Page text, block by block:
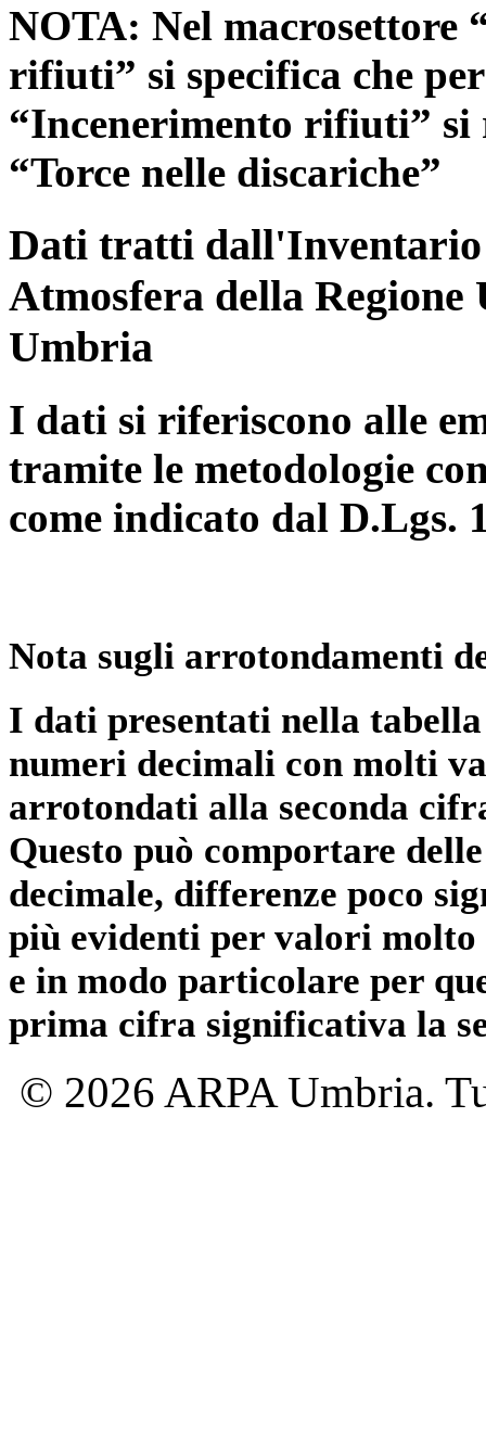
NOTA: Nel macrosettore
rifiuti” si specifica che
“Incenerimento rifiuti”
“Torce nelle discariche”
Dati tratti dall'Inventario
Atmosfera della
Umbria
I dati si riferiscono alle
tramite le metodologie
come indicato dal D.Lgs.
Nota sugli arrotondamenti
I dati presentati nella
numeri decimali con molti
arrotondati alla seconda
Questo può comportare
decimale, differenze poco
più evidenti per valori
e in modo particolare per
prima cifra significativa la
© 2026 ARPA Umbria.